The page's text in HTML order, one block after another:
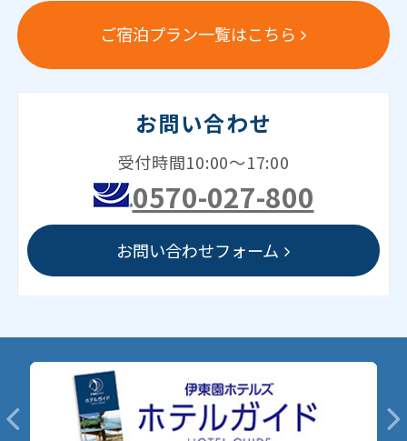
ご宿泊プラン一覧はこちら
お問い合わせ
受付時間10:00～17:00
0570-027-800
お問い合わせフォーム